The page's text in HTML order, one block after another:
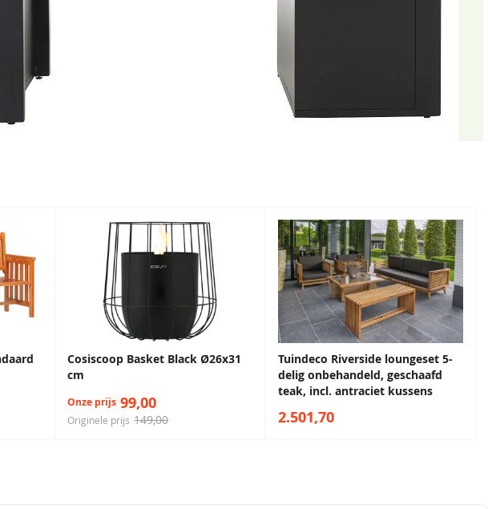
Cosiscoop Basket Black Ø26x31
cm
Originele prijs 149,00
Onze prijs 99,00
Tuindeco Riverside loungeset 5-
delig onbehandeld, geschaafd
teak, incl. antraciet kussens
2.501,70